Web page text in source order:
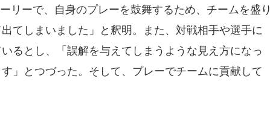
リーで、自身のプレーを鼓舞するため、チームを盛り
てしまいました」と釈明。また、対戦相手や選手に
るとし、「誤解を与えてしまうような見え方になっ
」とつづった。そして、プレーでチームに貢献して